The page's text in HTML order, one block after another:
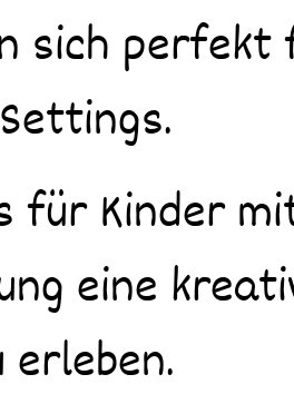
sich
für Kinder
eine